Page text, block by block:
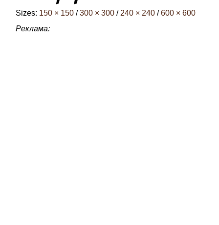
Sizes: 150 × 150 / 300 × 300 / 240 × 240 / 600 × 600
Реклама: